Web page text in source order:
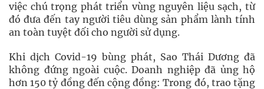
việc chú trọng phát triển vùng nguyên liệu sạch, từ
đó đưa đến tay người tiêu dùng sản phẩm lành tính
an toàn tuyệt đối cho người sử dụng.
Khi dịch Covid-19 bùng phát, Sao Thái Dương đã
không đứng ngoài cuộc. Doanh nghiệp đã ủng hộ
hơn 150 tỷ đồng đến cộng đồng: Trong đó, trao tặng